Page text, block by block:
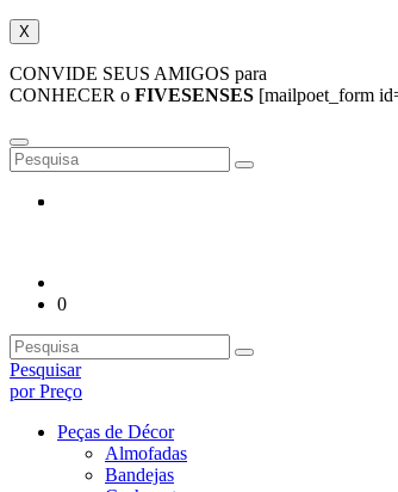
X
CONVIDE SEUS AMIGOS para
CONHECER o FIVESENSES [mailpoet_form
0
Pesquisar
por Preço
Peças de Décor
Almofadas
Bandejas